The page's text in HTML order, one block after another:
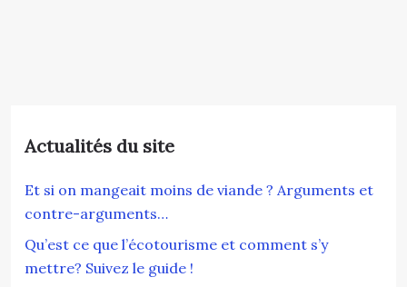
Actualités du site
Et si on mangeait moins de viande ? Arguments et
contre-arguments…
Qu’est ce que l’écotourisme et comment s’y
mettre? Suivez le guide !